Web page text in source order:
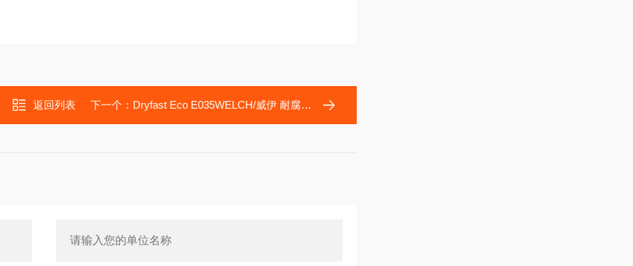
返回列表 下一个： Dryfast Eco E035WELCH/威伊 耐腐蚀隔膜真空泵